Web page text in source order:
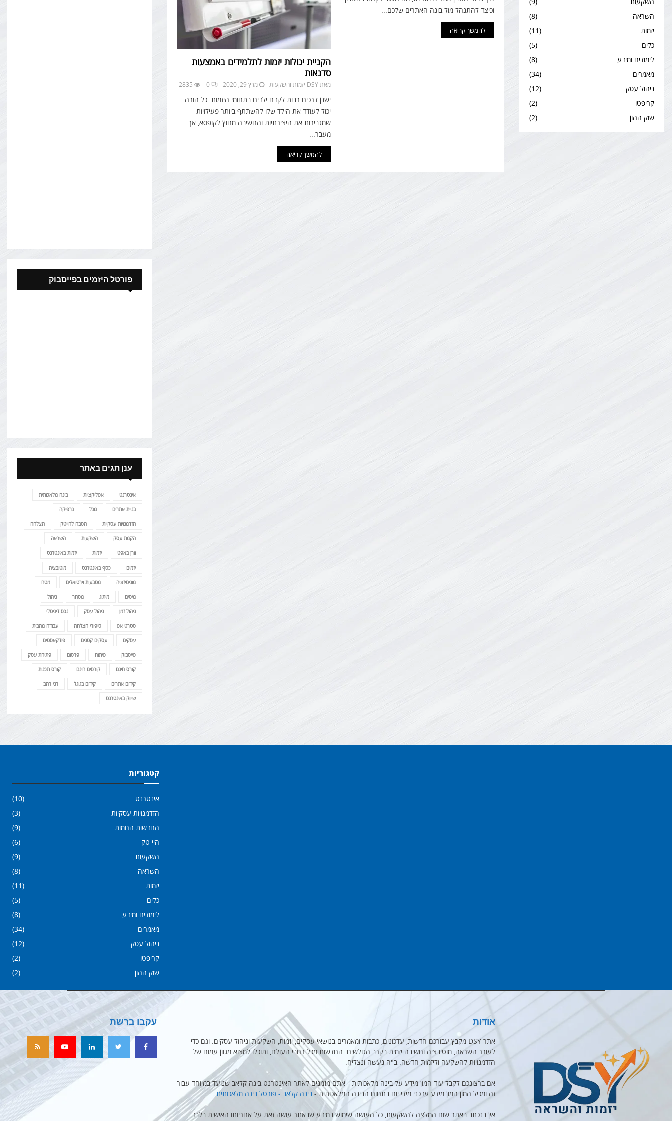
הקניית יכולות יזמות לתלמידים באמצעות
סדנאות
מאתDSY יזמות והשקעות מרץ 29, 2020 0
2835
ישנן דרכים רבות לקדם ילדים בתחומי היזמות. כל הורה
יכול לעודד את הילד שלו להשתתף ביותר פעילויות
שמגבירות את היצירתיות והחשיבה מחוץ לקופסא, אך
מעבר...
להמשך קריאה
וכיצד להתנהל מול בונה האתרים שלכם...
להמשך קריאה
השראה
(8)
יזמות
(11)
כלים
(5)
לימודים ומידע
(8)
מאמרים
(34)
ניהול עסק
(12)
קריפטו
(2)
שוק ההון
(2)
פורטל היזמים בפייסבוק
ענן תגים באתר
אינטרנט אפליקציות בינה מלאכותית
בניית אתרים גוגל גרפיקה
הזדמנויות עסקיות הסבה להייטק הצלחה
הקמת עסק השקעות השראה
וורן באפט יזמות יזמות באינטרנט
יזמים כסף באינטרנט מוטיבציה
מוניטיזציה מטבעות וירטואלים מטח
מיסים מיתוג מסחר ניהול
ניהול זמן ניהול עסק נכס דיגיטלי
סטרט אפ סיפורי הצלחה עבודה מהבית
עסקים עסקים קטנים פודקאסטים
פייסבוק פיתוח פרסום פתיחת עסק
קורס חינם קורסים חינם קורס תכנות
קידום אתרים קידום בגוגל רני רהב
שיווק באינטרנט
קטגוריות
אינטרנט
(10)
הזדמנויות עסקיות
(3)
החדשות החמות
(9)
היי טק
(6)
השקעות
(9)
השראה
(8)
יזמות
(11)
כלים
(5)
לימודים ומידע
(8)
מאמרים
(34)
ניהול עסק
(12)
קריפטו
(2)
שוק ההון
(2)
אודות
אתר DSY מקבץ עבורכם חדשות, עדכונים, כתבות ומאמרים בנושאי עסקים, יזמות, השקעות וניהול עסקים. וגם כדי
לעורר השראה, מוטיבציה וחשיבה יזמית בקרב הגולשים. החדשות מכל רחבי העולם, ותוכלו למצוא מגוון עמום של
הזדמנויות להשקעה וליזמות חדשה. ב"ה נעשה ונצליח.
אם ברצונכם לקבל עוד המון מידע על בינה מלאכותית - אתם מזמנים לאתר האינטרנט בינה קלאב שנועד במיוחד עבור
זה ומכיל המון המון מידע עדכני מידי יום בתחום הבינה המלאכותית -בינה קלאב - פורטל בינה מלאכותית
אין בנכתב באתר שום המלצה להשקעות, כל העושה שימוש במידע שבאתר עושה זאת על אחריותו האישית בלבד.
עקבו ברשת